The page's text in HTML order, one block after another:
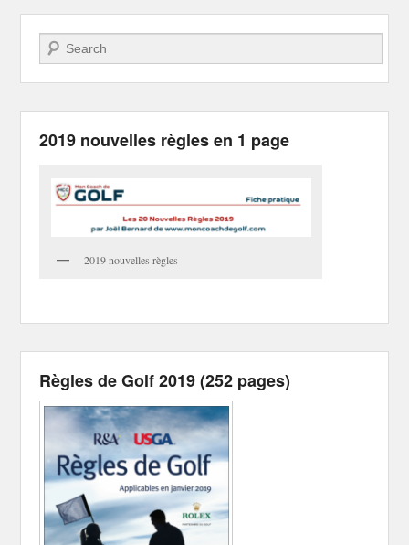
Recherche
2019 nouvelles règles en 1 page
2019 nouvelles règles
Règles de Golf 2019 (252 pages)